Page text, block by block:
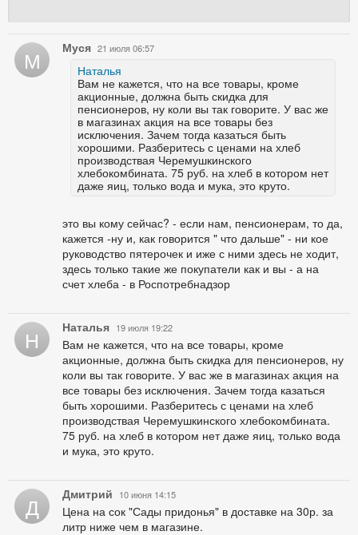
М Муся 21 июля 06:57
Наталья
Вам не кажется, что на все товары, кроме
акционные, должна быть скидка для
пенсионеров, ну коли вы так говорите. У вас же
в магазинах акция на все товары без
исключения. Зачем тогда казаться быть
хорошими. Разберитесь с ценами на хлеб
производствая Черемушкинского
хлебокомбината. 75 руб. на хлеб в котором нет
даже яиц, только вода и мука, это круто.
это вы кому сейчас? - если нам, пенсионерам, то да,
кажется -ну и, как говорится " что дальше" - ни кое
руководство пятерочек и иже с ними здесь не ходит,
здесь только такие же покупатели как и вы - а на
счет хлеба - в Роспотребнадзор
Н Наталья 19 июля 19:22
Вам не кажется, что на все товары, кроме
акционные, должна быть скидка для пенсионеров, ну
коли вы так говорите. У вас же в магазинах акция на
все товары без исключения. Зачем тогда казаться
быть хорошими. Разберитесь с ценами на хлеб
производствая Черемушкинского хлебокомбината.
75 руб. на хлеб в котором нет даже яиц, только вода
и мука, это круто.
Д Дмитрий 10 июня 14:15
Цена на сок "Сады придонья" в доставке на 30р. за
литр ниже чем в магазине.